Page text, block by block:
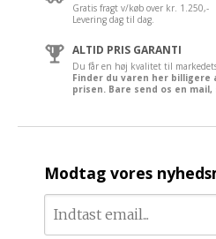
Gratis fragt v/køb over kr. 1.250,-
Levering dag til dag.
ALTID PRIS GARANTI
Du får en høj kvalitet til
Finder du varen her
prisen. Bare send os en
Modtag vores